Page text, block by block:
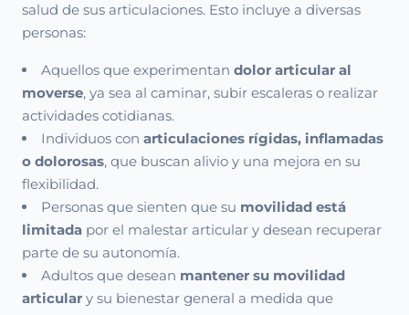
salud de sus articulaciones. Esto incluye a diversas
personas:
Aquellos que experimentandolor articular al
moverse, ya sea al caminar, subir escaleras o realizar
actividades cotidianas.
Individuos conarticulaciones rígidas, inflamadas
o dolorosas, que buscan alivio y una mejora en su
flexibilidad.
Personas que sienten que su movilidad está
limitada por el malestar articular y desean recuperar
parte de su autonomía.
Adultos que desean mantener su movilidad
articular y su bienestar general a medida que